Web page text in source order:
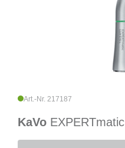
Art.-Nr. 217187
KaVo EXPERTmatic